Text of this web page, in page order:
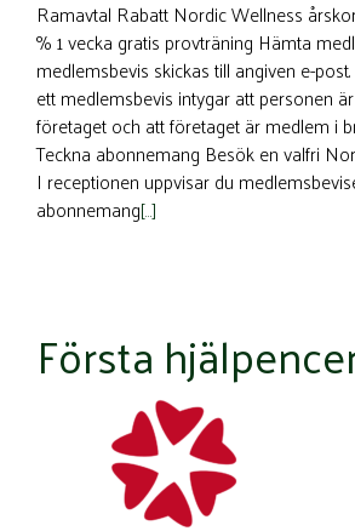
Ramavtal Rabatt Nordic Wellness
% 1 vecka gratis provträning Hämta
medlemsbevis skickas till angiven e-
ett medlemsbevis intygar att personen
företaget och att företaget är medlem i
Teckna abonnemang Besök en valfri
I receptionen uppvisar du
abonnemang[…]
Första